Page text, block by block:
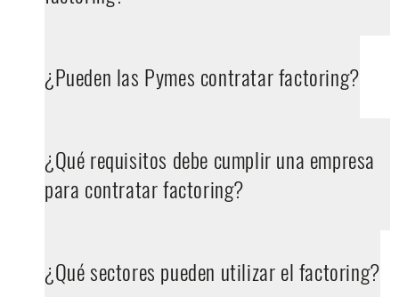
¿Pueden las Pymes contratar factoring?
¿Qué requisitos debe cumplir una empresa
para contratar factoring?
¿Qué sectores pueden utilizar el factoring?